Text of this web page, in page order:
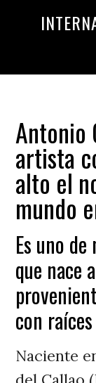
Antonio
artista
alto el
mundo
Es uno
que nace
con
Naciente